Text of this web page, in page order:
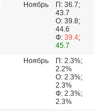
Ноябрь
П: 36.7;
43.7
О: 39.8;
44.6
Ф: 39.4;
45.7
Ноябрь
П: 2.3%;
2.2%
О: 2.3%;
2.3%
Ф: 2.3%;
2.3%